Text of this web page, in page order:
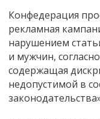
Конфедерация
рекламная
нарушением
и мужчин,
содержащая
недопустимой в